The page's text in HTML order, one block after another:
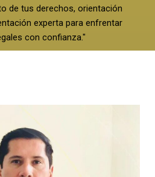
de tus derechos, orientación
experta para enfrentar
con confianza."